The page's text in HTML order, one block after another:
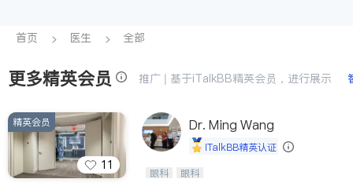
教育
非盈利组织
首页 医生 全部
更多精英会员 推广 | 基于iTalkBB精英会员，进行展示
11
精英会员 Dr. Ming Wang
iTalkBB精英认证
Wang Vision Institute has more tha
眼科 眼科